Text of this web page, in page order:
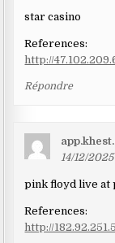
star casino
References:
http://
Répondre
14/12/
pink floyd live at
References:
http://